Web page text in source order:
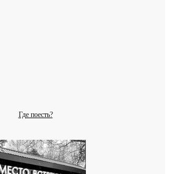
Где поесть?